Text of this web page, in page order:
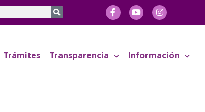
Trámites Transparencia Información